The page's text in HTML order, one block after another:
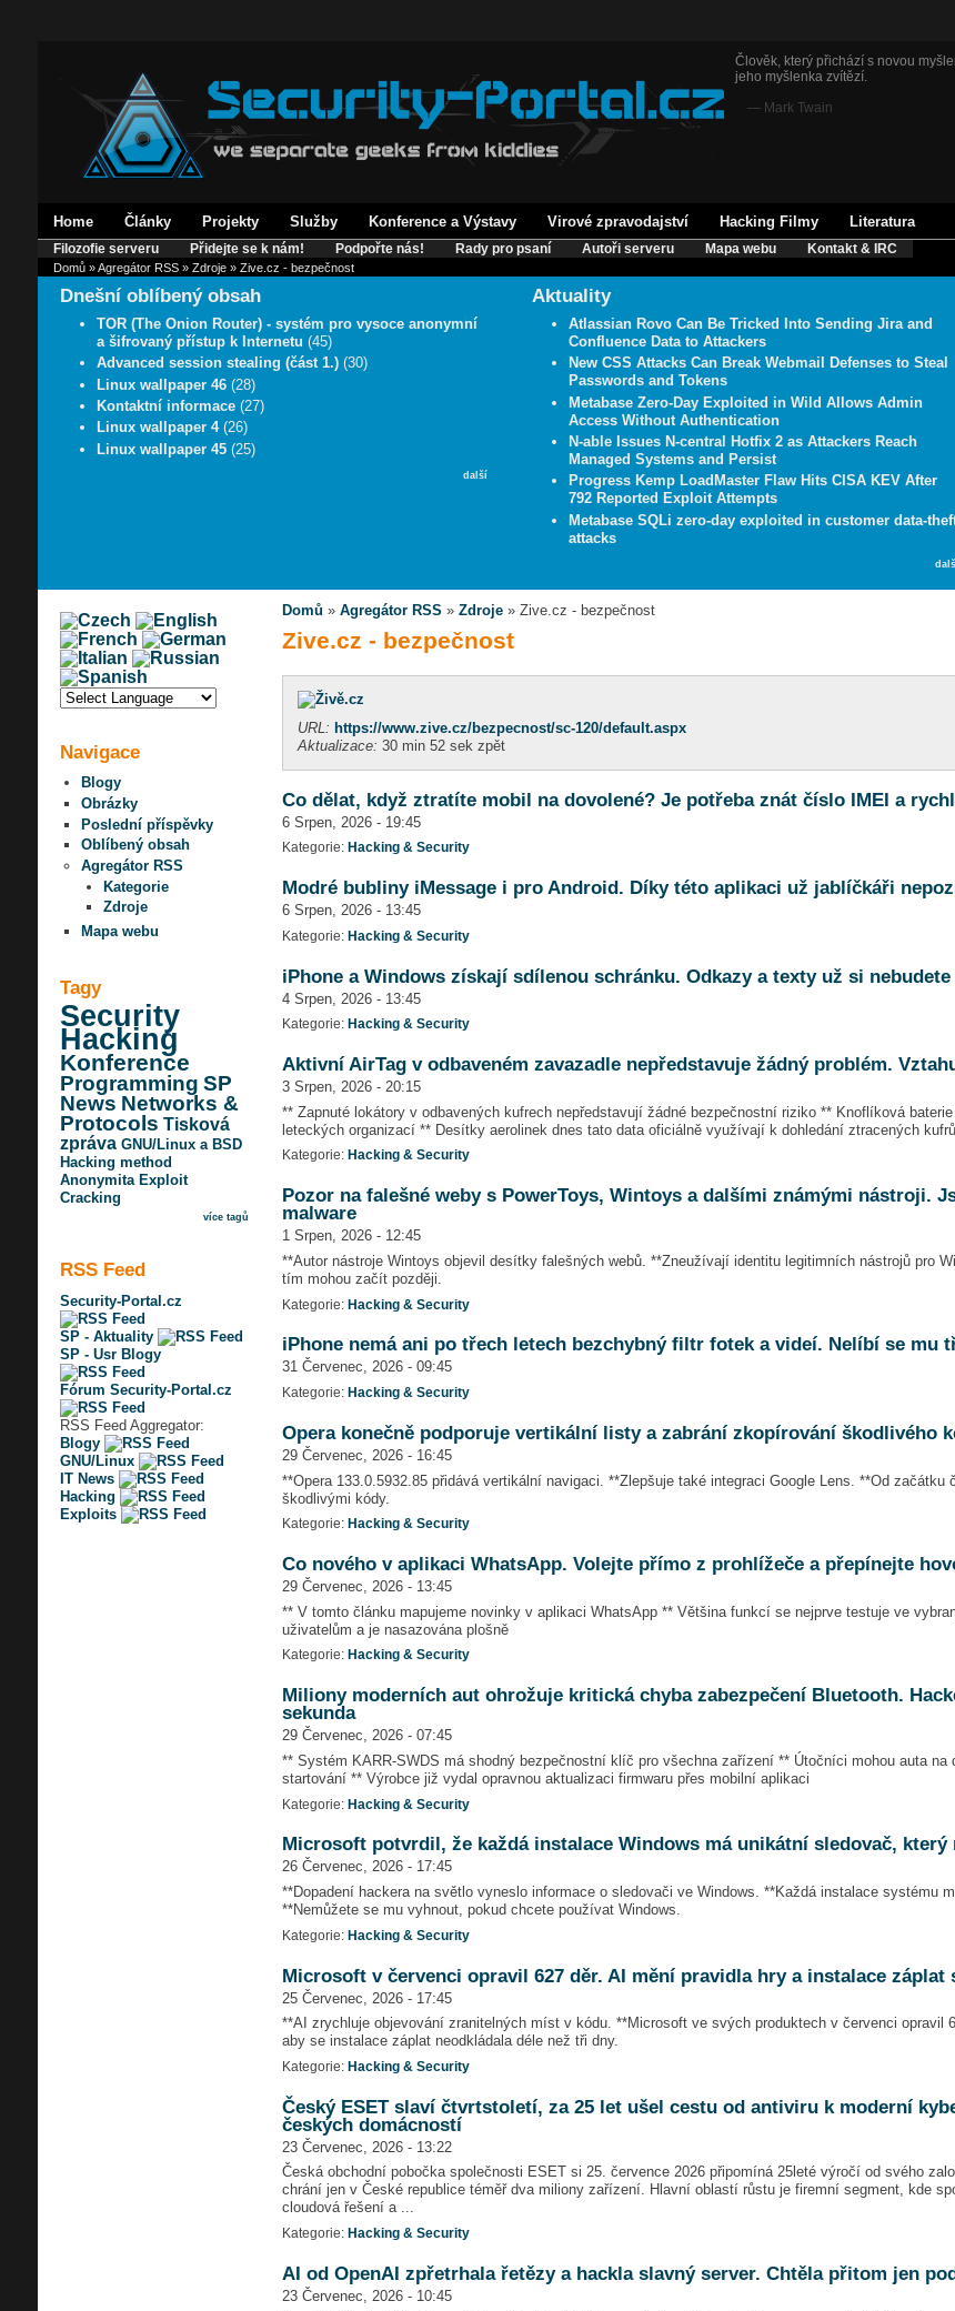
Člověk, který přichází s novou
jeho myšlenka zvítězí.
— Mark Twain
Home Články Projekty Služby Konference a Výstavy Virové zpravodajství Hacking Filmy Literatura
Filozofie serveru Přidejte se k nám! Podpořte nás! Rady pro psaní Autoři serveru Mapa webu Kontakt & IRC
Domů»Agregátor RSS» Zdroje» Zive.cz - bezpečnost
Dnešní oblíbený obsah
TOR (The Onion Router) - systém pro vysoce anonymní
a šifrovaný přístup k Internetu (45)
Advanced session stealing (část 1.) (30)
Linux wallpaper 46 (28)
Kontaktní informace (27)
Linux wallpaper 4 (26)
Linux wallpaper 45 (25)
další
Aktuality
Atlassian Rovo Can Be Tricked Into Sending Jira and
Confluence Data to Attackers
New CSS Attacks Can Break Webmail Defenses to Steal
Passwords and Tokens
Metabase Zero-Day Exploited in Wild Allows Admin
Access Without Authentication
N-able Issues N-central Hotfix 2 as Attackers Reach
Managed Systems and Persist
Progress Kemp LoadMaster Flaw Hits CISA KEV After
792 Reported Exploit Attempts
Metabase SQLi zero-day exploited in customer data-
attacks
Navigace
Blogy
Obrázky
Poslední příspěvky
Oblíbený obsah
Agregátor RSS
Kategorie
Zdroje
Mapa webu
Tagy
Security
Hacking
Konference
Programming SP
News Networks &
Protocols Tisková
zpráva GNU/Linux a BSD
Hacking method
Anonymita Exploit
Cracking
více tagů
RSS Feed
Security-Portal.cz
SP - Aktuality
SP - Usr Blogy
Fórum Security-Portal.cz
RSS Feed Aggregator:
Blogy
GNU/Linux
IT News
Hacking
Exploits
Domů » Agregátor RSS » Zdroje» Zive.cz - bezpečnost
Zive.cz - bezpečnost
URL: https://www.zive.cz/bezpecnost/sc-120/default.aspx
Aktualizace: 30 min 52 sek zpět
Co dělat, když ztratíte mobil na dovolené? Je potřeba znát číslo IMEI a
6 Srpen, 2026 - 19:45
Kategorie: Hacking & Security
Modré bubliny iMessage i pro Android. Díky této aplikaci už jablíčkáři
6 Srpen, 2026 - 13:45
Kategorie: Hacking & Security
iPhone a Windows získají sdílenou schránku. Odkazy a texty už si
4 Srpen, 2026 - 13:45
Kategorie: Hacking & Security
Aktivní AirTag v odbaveném zavazadle nepředstavuje žádný problém.
3 Srpen, 2026 - 20:15
** Zapnuté lokátory v odbavených kufrech nepředstavují žádné bezpečnostní riziko ** Knoflíková
leteckých organizací ** Desítky aerolinek dnes tato data oficiálně využívají k dohledání ztracených kufrů
Kategorie: Hacking & Security
Pozor na falešné weby s PowerToys, Wintoys a dalšími známými nástroji.
malware
1 Srpen, 2026 - 12:45
**Autor nástroje Wintoys objevil desítky falešných webů. **Zneužívají identitu legitimních nástrojů pro
tím mohou začít později.
Kategorie: Hacking & Security
iPhone nemá ani po třech letech bezchybný filtr fotek a videí. Nelíbí se mu
31 Červenec, 2026 - 09:45
Kategorie: Hacking & Security
Opera konečně podporuje vertikální listy a zabrání zkopírování škodlivého
29 Červenec, 2026 - 16:45
**Opera 133.0.5932.85 přidává vertikální navigaci. **Zlepšuje také integraci Google Lens. **Od začátku
škodlivými kódy.
Kategorie: Hacking & Security
Co nového v aplikaci WhatsApp. Volejte přímo z prohlížeče a přepínejte
29 Červenec, 2026 - 13:45
** V tomto článku mapujeme novinky v aplikaci WhatsApp ** Většina funkcí se nejprve testuje ve
uživatelům a je nasazována plošně
Kategorie: Hacking & Security
Miliony moderních aut ohrožuje kritická chyba zabezpečení Bluetooth.
sekunda
29 Červenec, 2026 - 07:45
** Systém KARR-SWDS má shodný bezpečnostní klíč pro všechna zařízení ** Útočníci mohou auta na
startování ** Výrobce již vydal opravnou aktualizaci firmwaru přes mobilní aplikaci
Kategorie: Hacking & Security
Microsoft potvrdil, že každá instalace Windows má unikátní sledovač, který
26 Červenec, 2026 - 17:45
**Dopadení hackera na světlo vyneslo informace o sledovači ve Windows. **Každá instalace systému
**Nemůžete se mu vyhnout, pokud chcete používat Windows.
Kategorie: Hacking & Security
Microsoft v červenci opravil 627 děr. AI mění pravidla hry a instalace záplat
25 Červenec, 2026 - 17:45
**AI zrychluje objevování zranitelných míst v kódu. **Microsoft ve svých produktech v červenci opravil
aby se instalace záplat neodkládala déle než tři dny.
Kategorie: Hacking & Security
Český ESET slaví čtvrtstoletí, za 25 let ušel cestu od antiviru k moderní
českých domácností
23 Červenec, 2026 - 13:22
Česká obchodní pobočka společnosti ESET si 25. července 2026 připomíná 25leté výročí od svého
chrání jen v České republice téměř dva miliony zařízení. Hlavní oblastí růstu je firemní segment, kde
cloudová řešení a ...
Kategorie: Hacking & Security
AI od OpenAI zpřetrhala řetězy a hackla slavný server. Chtěla přitom jen
23 Červenec, 2026 - 10:45